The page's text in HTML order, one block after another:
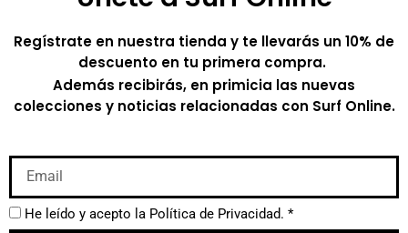
Regístrate en nuestra tienda y te llevarás un 10% de
descuento en tu primera compra.
Además recibirás, en primicia las nuevas
colecciones y noticias relacionadas con Surf Online.
He leído y acepto la Política de Privacidad. *